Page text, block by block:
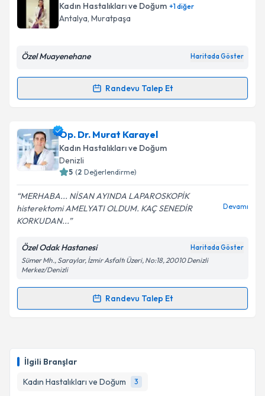
İlgili Branşlar
Kadın Hastalıkları ve Doğum
3
E-posta Adresiniz
Kişisel verilerimin işlenmesine ilişkinAydınlatma
'ni okudum ve kişisel verilerimin belirtilen
kapsamda işlenmesini kabul ediyorum.
Takvim Talebini Gönder
Kadın Hastalıkları ve Doğum +1diğer
Antalya, Muratpaşa
Özel Muayenehane Haritada Göster
Randevu Talep Et
Randevu Takvimi Talebi
Op. Dr. Birsen Konukcu Palta
talebi oluşturun. Size bu uzmandan randevu almanız
için bir takvim hazırlandığında e-posta ile
bilgilendireceğiz.
E-posta Adresiniz
Kişisel verilerimin işlenmesine ilişkin
Aydınlatma
Metni'ni okudum ve kişisel verilerimin belirtilen
kapsamda işlenmesini kabul ediyorum.
Takvim Talebini Gönder
Op. Dr. Murat Karayel
Kadın Hastalıkları ve Doğum
Denizli
5 (2 Değerlendirme)
MERHABA... NİSAN AYINDA LAPAROSKOPİK
histerektomi AMELYATI OLDUM. KAÇ SENEDİR
KORKUDAN...
Devamı
Özel Odak Hastanesi Haritada Göster
Sümer Mh., Saraylar, İzmir Asfaltı Üzeri, No:18, 20010 Denizli
Merkez/Denizli
Randevu Talep Et
Randevu Takvimi Talebi
takvim hazırlandığında e-posta ile bilgilendireceğiz.